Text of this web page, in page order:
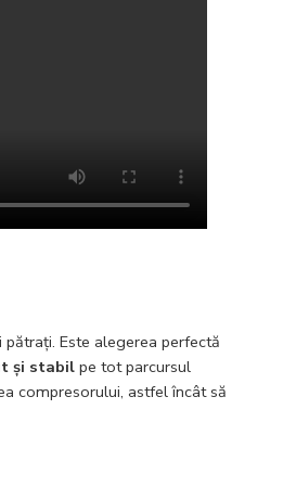
Este alegerea perfectă
și stabil pe tot parcursul
compresorului, astfel încât să